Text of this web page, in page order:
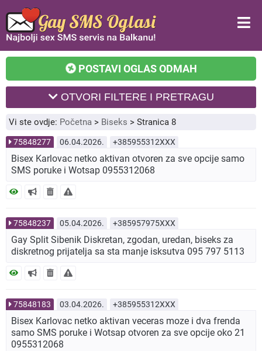
POSTAVI OGLAS ODMAH
OTVORI FILTERE I PRETRAGU
Vi ste ovdje: Početna > Biseks > Stranica 8
75848277 06.04.2026. +385955312XXX
Bisex Karlovac netko aktivan otvoren za sve opcije samo
SMS poruke i Wotsap 0955312068
75848237 05.04.2026. +385957975XXX
Gay Split Sibenik Diskretan, zgodan, uredan, biseks za
diskretnog prijatelja sa sta manje isksutva 095 797 5113
75848183 03.04.2026. +385955312XXX
Bisex Karlovac netko aktivan veceras moze i dva frenda
samo SMS poruke i Wotsap otvoren za sve opcije oko 21
0955312068